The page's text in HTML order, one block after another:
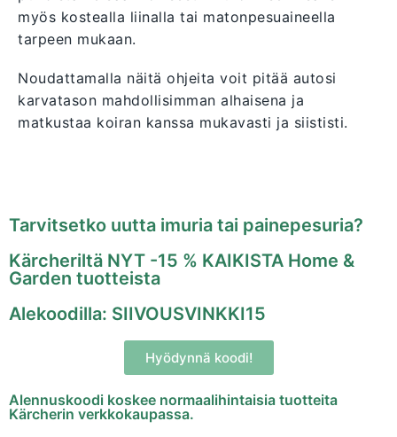
myös kostealla liinalla tai matonpesuaineella
tarpeen mukaan.
Noudattamalla näitä ohjeita voit pitää autosi
karvatason mahdollisimman alhaisena ja
matkustaa koiran kanssa mukavasti ja siististi.
Tarvitsetko uutta imuria tai painepesuria?
Kärcheriltä NYT -15 % KAIKISTA Home &
Garden tuotteista
Alekoodilla: SIIVOUSVINKKI15
Hyödynnä koodi!
Alennuskoodi koskee normaalihintaisia tuotteita
Kärcherin verkkokaupassa.